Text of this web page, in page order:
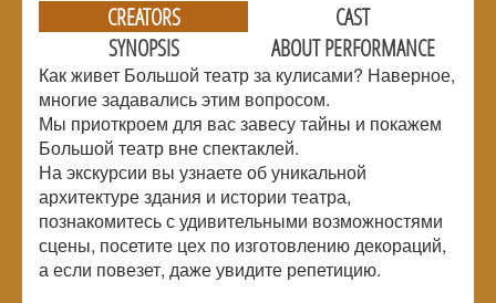
CREATORS
CAST
SYNOPSIS
ABOUT PERFORMANCE
Как живет Большой театр за кулисами? Наверное,
многие задавались этим вопросом.
Мы приоткроем для вас завесу тайны и покажем
Большой театр вне спектаклей.
На экскурсии вы узнаете об уникальной
архитектуре здания и истории театра,
познакомитесь с удивительными возможностями
сцены, посетите цех по изготовлению декораций,
а если повезет, даже увидите репетицию.